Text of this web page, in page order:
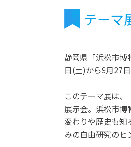
テーマ
静岡県「浜松市博
日(土)から9月27
このテーマ展は
展示会。浜松市博
変わりや歴史も知
みの自由研究のヒ